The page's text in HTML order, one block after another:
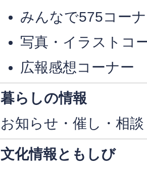
みんなで575コー
写真・イラストコ
広報感想コーナー
暮らしの情報
お知らせ・催し・相談
文化情報ともしび